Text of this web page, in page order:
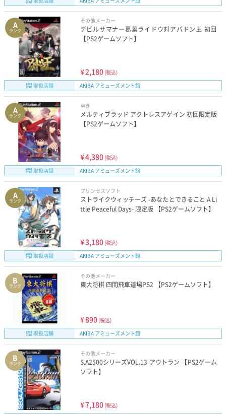
A
ランク
その他メーカー
デビルサマナー葛葉ライドウ対アバドン王 初回
【PS2ゲームソフト】
¥2,180 (税込)
取扱店舗
AKIBA アミューズメント館
A
ランク
空き
メルティブラッド アクトレスアゲイン 初回限定版
【PS2ゲームソフト】
¥4,380 (税込)
取扱店舗
AKIBA アミューズメント館
A
ランク
プリンセスソフト
ストライクウィッチーズ -あなたとできること A Li
ttle Peaceful Days- 限定版 【PS2ゲームソフト】
¥3,180 (税込)
取扱店舗
AKIBA アミューズメント館
B
ランク
その他メーカー
東大将棋 四間飛車道場PS2 【PS2ゲームソフト】
¥890 (税込)
取扱店舗
AKIBA アミューズメント館
B
ランク
その他メーカー
S.A2500シリーズVOL.13 アウトラン 【PS2ゲーム
ソフト】
¥7,180 (税込)